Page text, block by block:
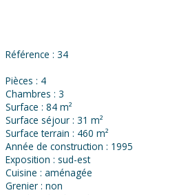
Référence : 34
Pièces : 4
Chambres : 3
Surface : 84 m²
Surface séjour : 31 m²
Surface terrain : 460 m²
Année de construction : 1995
Exposition : sud-est
Cuisine : aménagée
Grenier : non